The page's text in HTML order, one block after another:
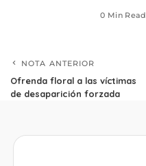
0 Min Read
NOTA ANTERIOR
Ofrenda floral a las víctimas
de desaparición forzada